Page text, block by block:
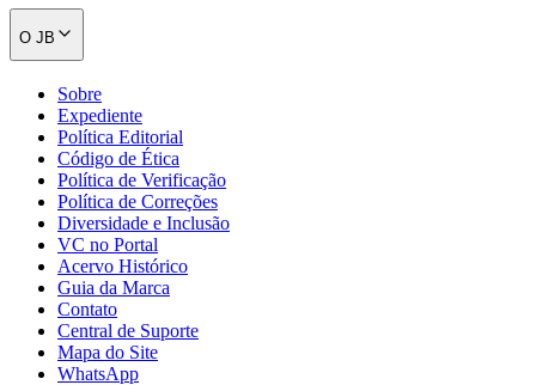
O JB
Sobre
Expediente
Política Editorial
Código de Ética
Política de Verificação
Política de Correções
Diversidade e Inclusão
VC no Portal
Acervo Histórico
Guia da Marca
Contato
Central de Suporte
Mapa do Site
WhatsApp